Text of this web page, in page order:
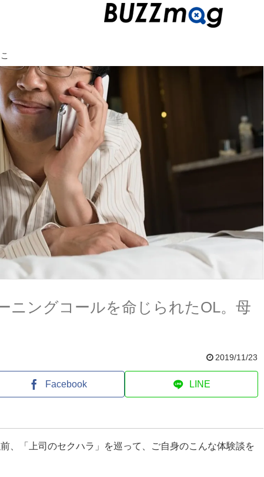
ニングコールを命じられたOL。母
2019/11/23
Facebook LINE
、「上司のセクハラ」を巡って、ご自身のこんな体験談を